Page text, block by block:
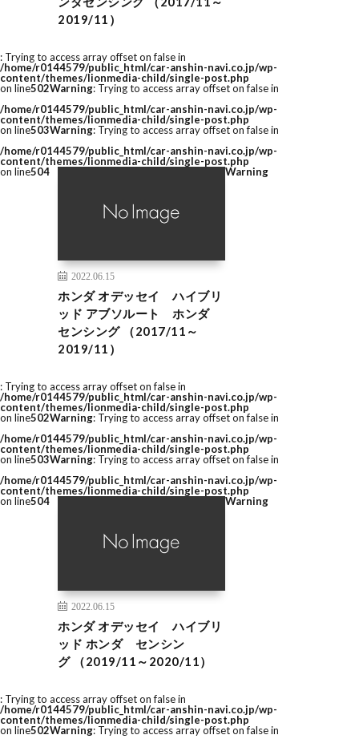
2019/11）
: Trying to access array offset on false in
/home/r0144579/public_html/car-anshin-navi.co.jp/wp-
content/themes/lionmedia-child/single-post.php
on line502Warning: Trying to access array offset on false in
/home/r0144579/public_html/car-anshin-navi.co.jp/wp-
content/themes/lionmedia-child/single-post.php
on line503Warning: Trying to access array offset on false in
/home/r0144579/public_html/car-anshin-navi.co.jp/wp-
content/themes/lionmedia-child/single-post.php
on line504
2022.06.15
ホンダ オデッセイ ハイブリ
ッド アブソルート ホンダ
センシング （2017/11～
2019/11）
Warning
: Trying to access array offset on false in
/home/r0144579/public_html/car-anshin-navi.co.jp/wp-
content/themes/lionmedia-child/single-post.php
on line502Warning: Trying to access array offset on false in
/home/r0144579/public_html/car-anshin-navi.co.jp/wp-
content/themes/lionmedia-child/single-post.php
on line503Warning: Trying to access array offset on false in
/home/r0144579/public_html/car-anshin-navi.co.jp/wp-
content/themes/lionmedia-child/single-post.php
on line504
2022.06.15
ホンダ オデッセイ ハイブリ
ッド ホンダ センシン
グ （2019/11～2020/11）
Warning
: Trying to access array offset on false in
/home/r0144579/public_html/car-anshin-navi.co.jp/wp-
content/themes/lionmedia-child/single-post.php
on line502Warning: Trying to access array offset on false in